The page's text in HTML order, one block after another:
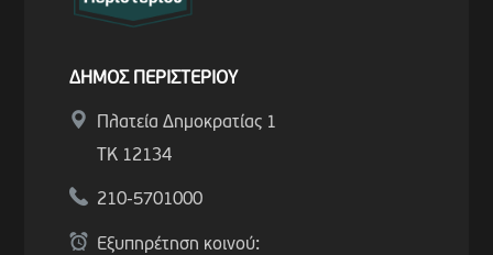
ΔΗΜΟΣ ΠΕΡΙΣΤΕΡΙΟΥ
Πλατεία Δημοκρατίας 1
ΤΚ 12134
210-5701000
Εξυπηρέτηση κοινού: